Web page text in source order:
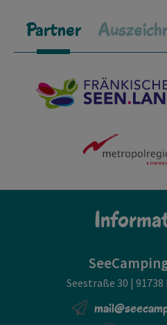
Partner
Seestraße 30 |